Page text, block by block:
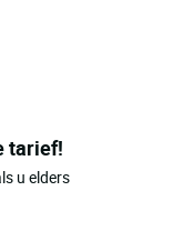
tarief!
u elders